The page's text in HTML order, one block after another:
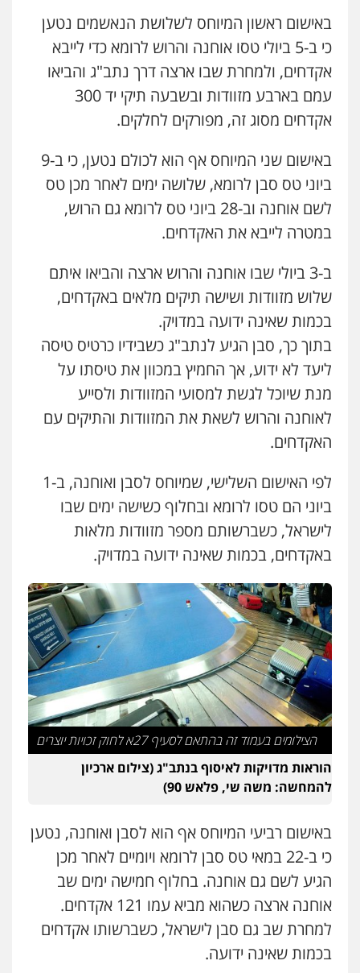
באישום ראשון המיוחס לשלושת הנאשמים נטען
כי ב-5 ביולי טסו אוחנה והרוש לרומא כדי לייבא
אקדחים, ולמחרת שבו ארצה דרך נתב"ג והביאו
עמם בארבע מזוודות ובשבעה תיקי יד 300
אקדחים מסוג זה, מפורקים לחלקים.
באישום שני המיוחס אף הוא לכולם נטען, כי ב-9
ביוני טס סבן לרומא, שלושה ימים לאחר מכן טס
לשם אוחנה וב-28 ביוני טס לרומא גם הרוש,
במטרה לייבא את האקדחים.
ב-3 ביולי שבו אוחנה והרוש ארצה והביאו איתם
שלוש מזוודות ושישה תיקים מלאים באקדחים,
בכמות שאינה ידועה במדויק.
בתוך כך, סבן הגיע לנתב"ג כשבידיו כרטיס טיסה
ליעד לא ידוע, אך החמיץ במכוון את טיסתו על
מנת שיוכל לגשת למסועי המזוודות ולסייע
לאוחנה והרוש לשאת את המזוודות והתיקים עם
האקדחים.
לפי האישום השלישי, שמיוחס לסבן ואוחנה, ב-1
ביוני הם טסו לרומא ובחלוף כשישה ימים שבו
לישראל, כשברשותם מספר מזוודות מלאות
באקדחים, בכמות שאינה ידועה במדויק.
הצילומים בעמוד זה בהתאם לסעיף 27א לחוק זכויות יוצרים
הוראות מדויקות לאיסוף בנתב"ג (צילום ארכיון
להמחשה: משה שי, פלאש 90)
באישום רביעי המיוחס אף הוא לסבן ואוחנה, נטען
כי ב-22 במאי טס סבן לרומא ויומיים לאחר מכן
הגיע לשם גם אוחנה. בחלוף חמישה ימים שב
אוחנה ארצה כשהוא מביא עמו 121 אקדחים.
למחרת שב גם סבן לישראל, כשברשותו אקדחים
בכמות שאינה ידועה.
שני אלגרבלי – משרד עורכי דין
פלילי עורכי דין לענייני אסירים תעבורה
0507120031
עו"ד אייל אביטל
פשיעה חמורה מעצרים וחקירות
0544712201